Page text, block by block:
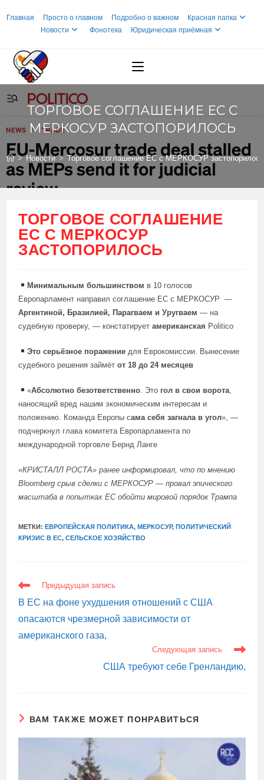
Главная Просто о главном Подробно о важном
Красная папка
Новости
Фонотека Юридическая приёмная
ТОРГОВОЕ СОГЛАШЕНИЕ ЕС С
МЕРКОСУР ЗАСТОПОРИЛОСЬ
> Новости > Торговое соглашение ЕС с МЕРКОСУР застопорилось
ТОРГОВОЕ СОГЛАШЕНИЕ
ЕС С МЕРКОСУР
ЗАСТОПОРИЛОСЬ
Минимальным большинством в 10 голосов
Европарламент направил соглашение ЕС с МЕРКОСУР
—
Аргентиной, Бразилией, Парагваем и Уругваем — на
судебную проверку, — констатируетамериканская Politico
Это серьёзное поражениедля Еврокомиссии. Вынесение
судебного решения займётот 18 до 24 месяцев
«Абсолютно безответственно. Это гол в свои ворота,
наносящий вред нашим экономическим интересам и
положению. Команда Европы сама себя загнала в угол», —
подчеркнул глава комитета Европарламента по
международной торговле Бернд Ланге
«КРИСТАЛЛ РОСТА»ранее информировал, что по мнению
Bloomberg срыв сделки с МЕРКОСУР — провал эпического
масштаба в попытках ЕС обойти мировой порядок Трампа
МЕТКИ:ЕВРОПЕЙСКАЯ ПОЛИТИКА, МЕРКОСУР, ПОЛИТИЧЕСКИЙ
КРИЗИС В ЕС, СЕЛЬСКОЕ ХОЗЯЙСТВО
ЕЩЕ
СТАТЬИ
Предыдущая запись
В ЕС на фоне ухудшения отношений с США
опасаются чрезмерной зависимости от
американского газа,
Следующая запись
США требуют себе Гренландию,
ВАМ ТАКЖЕ МОЖЕТ ПОНРАВИТЬСЯ